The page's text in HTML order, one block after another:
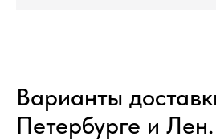
Варианты
Петербурге и